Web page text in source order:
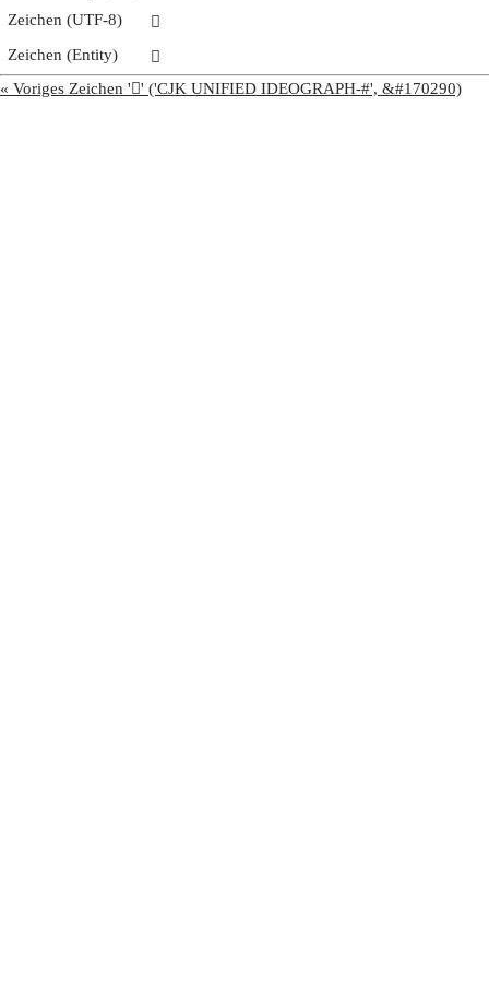
Zeichen (UTF-8)
𩤳
Zeichen (Entity)
𩤳
« Voriges Zeichen '𩤲' ('CJK UNIFIED IDEOGRAPH-#', &#170290)